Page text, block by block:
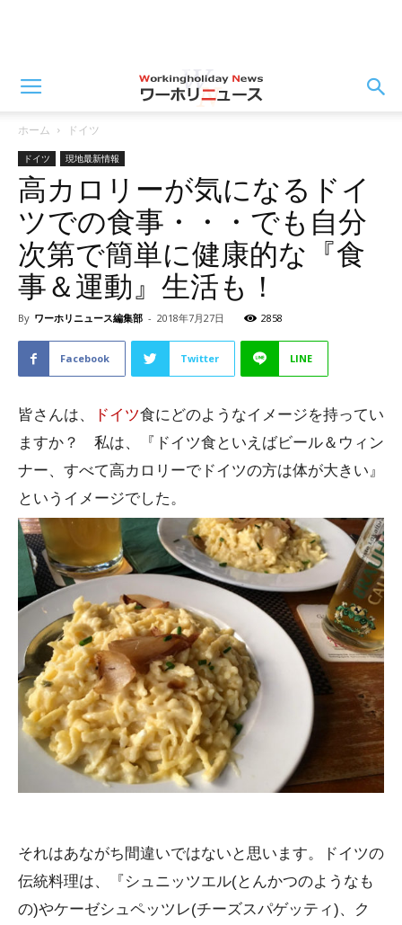
ホーム ドイツ
ドイツ 現地最新情報
高カロリーが気になるドイ
ツでの食事・・・でも自分
次第で簡単に健康的な『食
事＆運動』生活も！
By ワーホリニュース編集部 - 2018年7月27日 2858
Facebook Twitter LINE
皆さんは、 ドイツ食にどのようなイメージを持ってい
ますか？ 私は、『ドイツ食といえばビール＆ウィン
ナー、すべて高カロリーでドイツの方は体が大きい』
というイメージでした。
それはあながち間違いではないと思います。ドイツの
伝統料理は、『シュニッツエル(とんかつのようなも
の)やケーゼシュペッツレ(チーズスパゲッティ)、ク